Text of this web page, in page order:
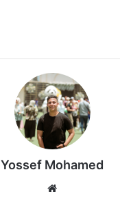
Yossef Mohamed